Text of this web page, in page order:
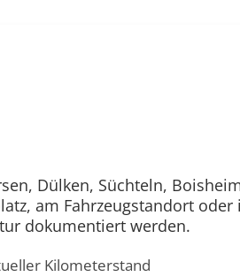
Dülken, Süchteln,
am Fahrzeugstandort
dokumentiert werden.
Kilometerstand